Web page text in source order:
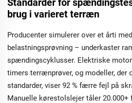
brug i varieret terræn
Producenter simulerer over et årti
belastningsprøvning – underkaster
spændingscyklusser. Elektriske
timers terrænprøver, og modeller, der
standarder, viser 92 % færre fejl på
Manuelle kørestolslejer tåler